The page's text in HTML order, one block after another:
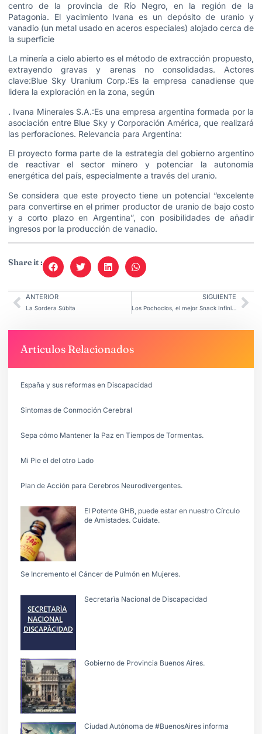
centro de la provincia de Río Negro, en la región de la
Patagonia. El yacimiento Ivana es un depósito de uranio y
vanadio (un metal usado en aceros especiales) alojado cerca de
la superficie
La minería a cielo abierto es el método de extracción propuesto,
extrayendo gravas y arenas no consolidadas. Actores
clave:Blue Sky Uranium Corp.:Es la empresa canadiense que
lidera la exploración en la zona, según
. Ivana Minerales S.A.:Es una empresa argentina formada por la
asociación entre Blue Sky y Corporación América, que realizará
las perforaciones. Relevancia para Argentina:
El proyecto forma parte de la estrategia del gobierno argentino
de reactivar el sector minero y potenciar la autonomía
energética del país, especialmente a través del uranio.
Se considera que este proyecto tiene un potencial “excelente
para convertirse en el primer productor de uranio de bajo costo
y a corto plazo en Argentina”, con posibilidades de añadir
ingresos por la producción de vanadio.
Share it :
ANTERIOR
La Sordera Súbita
SIGUIENTE
Los Pochoclos, el mejor Snack Infinito
Articulos Relacionados
España y sus reformas en Discapacidad
Sintomas de Conmoción Cerebral
Sepa cómo Mantener la Paz en Tiempos de Tormentas.
Mi Pie el del otro Lado
Plan de Acción para Cerebros Neurodivergentes.
El Potente GHB, puede estar en nuestro Círculo
de Amistades. Cuidate.
Se Incremento el Cáncer de Pulmón en Mujeres.
Secretarìa Nacional de Discapacidad
Gobierno de Provincia Buenos Aires.
Ciudad Autónoma de #BuenosAires informa